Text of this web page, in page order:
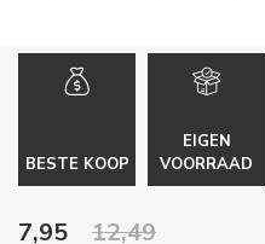
BESTE KOOP
EIGEN
VOORRAAD
7,95 12,49